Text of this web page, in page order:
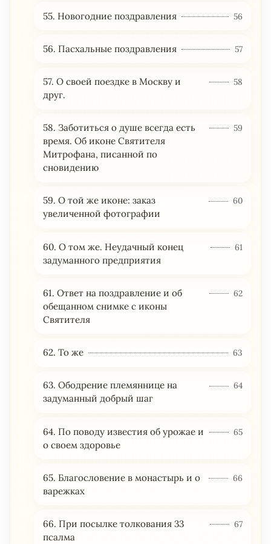
55. Новогодние поздравления 56
56. Пасхальные поздравления 57
57. О своей поездке в Москву и
друг.
58
58. Заботиться о душе всегда есть
время. Об иконе Святителя
Митрофана, писанной по
сновидению
59
59. О той же иконе: заказ
увеличенной фотографии
60
60. О том же. Неудачный конец
задуманного предприятия
61
61. Ответ на поздравление и об
обещанном снимке с иконы
Святителя
62
62. То же 63
63. Ободрение племяннице на
задуманный добрый шаг
64
64. По поводу известия об урожае и
о своем здоровье
65
65. Благословение в монастырь и о
варежках
66
66. При посылке толкования 33
псалма
67